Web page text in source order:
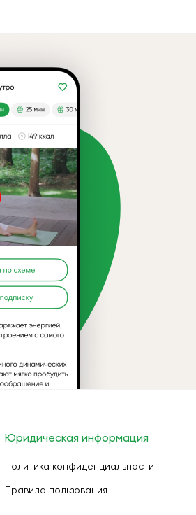
Юридическая информация
Политика конфиденциальности
Правила пользования